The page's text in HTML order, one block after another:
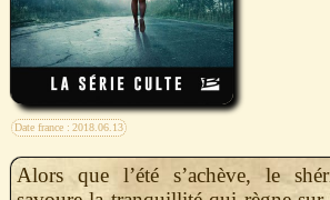
Date france : 2018.06.13
Alors que l’été s’achève, le